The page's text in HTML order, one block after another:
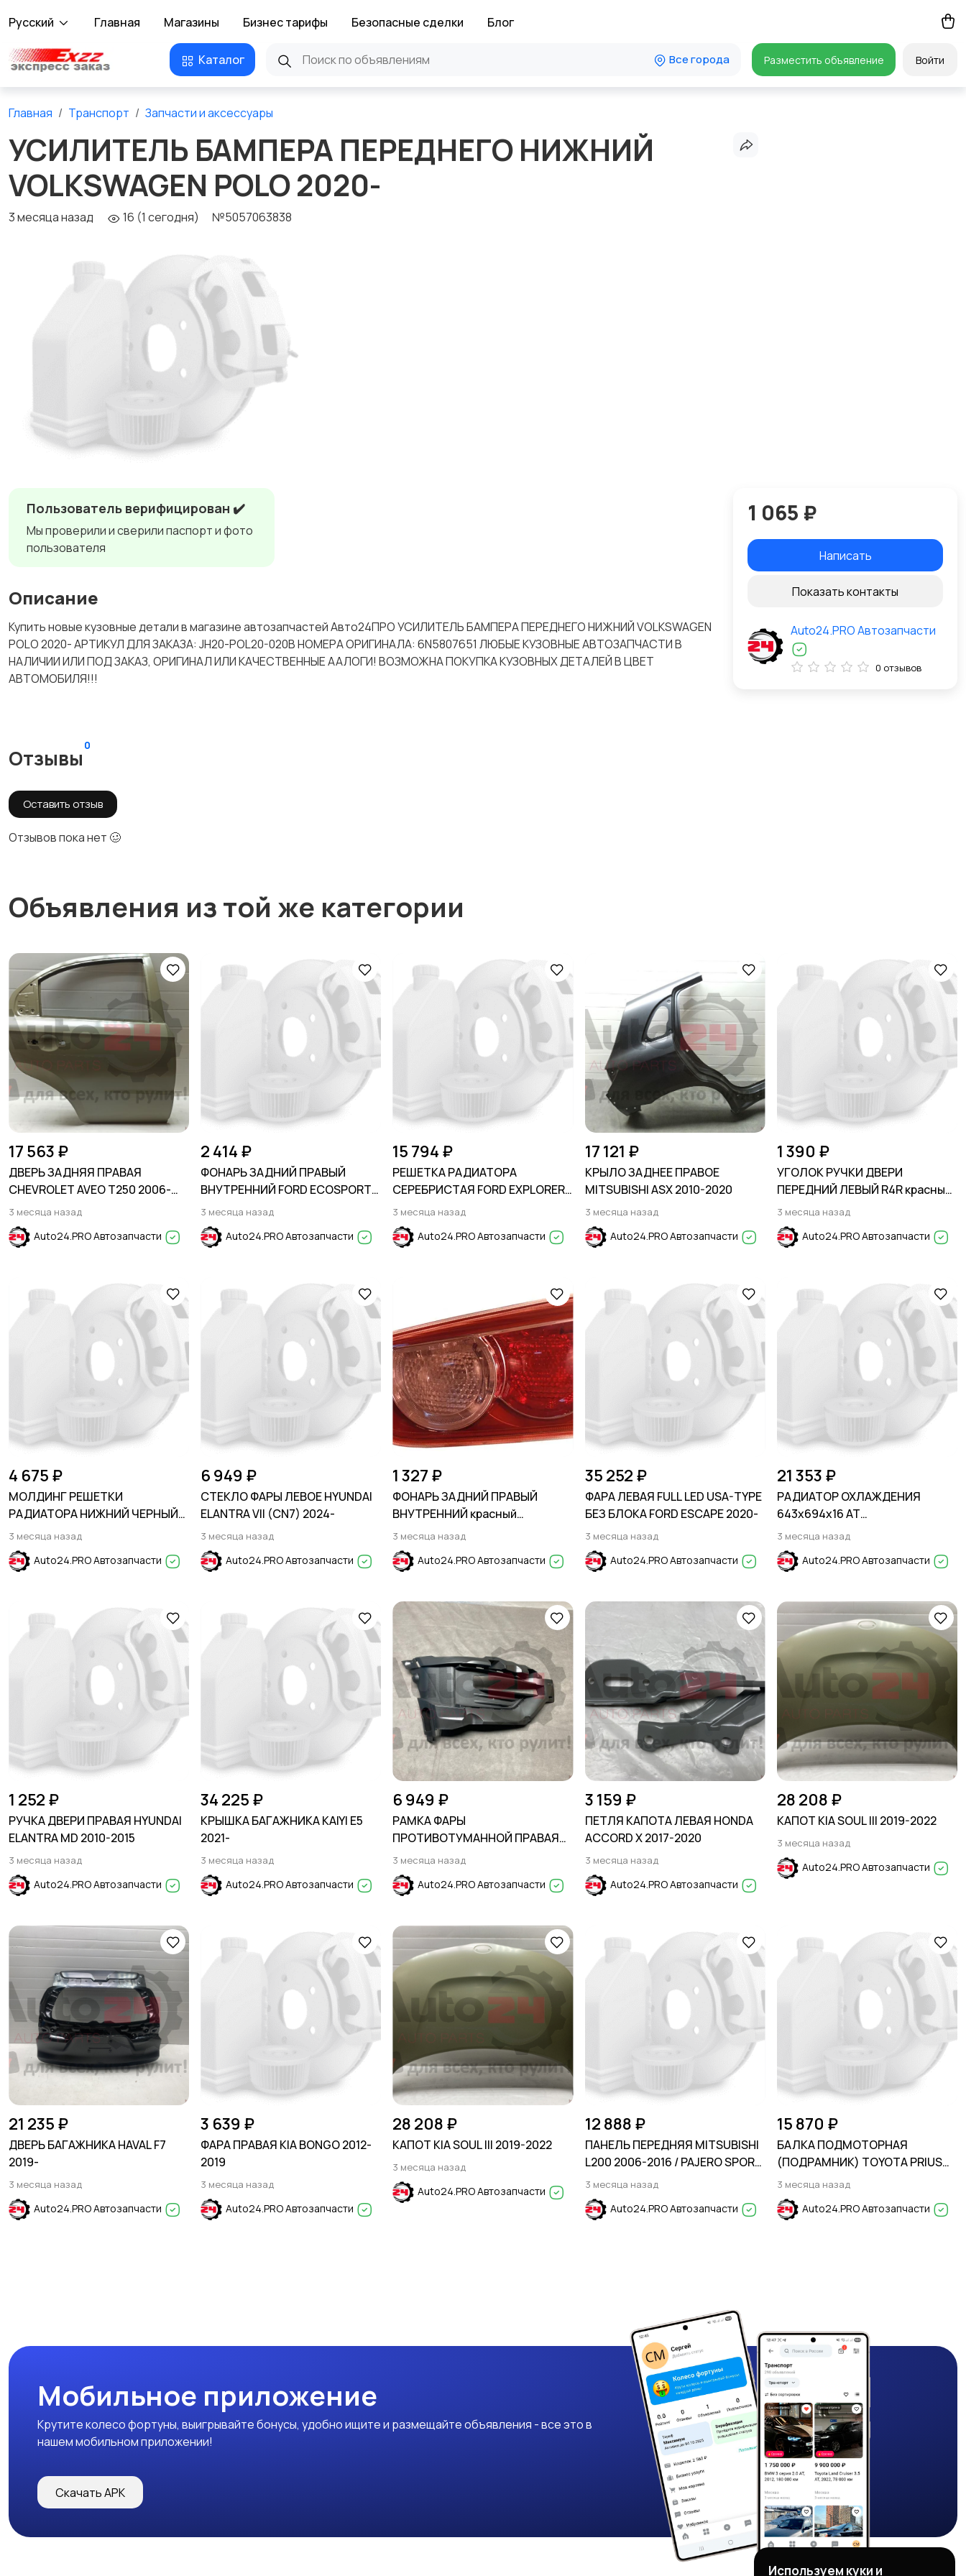
Русский Главная Магазины Бизнес тарифы Безопасные сделки Блог
Каталог Все города Разместить объявление Войти
Главная Транспорт Запчасти и аксессуары
УСИЛИТЕЛЬ БАМПЕРА ПЕРЕДНЕГО НИЖНИЙ
VOLKSWAGEN POLO 2020-
3 месяца назад 16 (1 сегодня) №5057063838
Пользователь верифицирован ✔️
Мы проверили и сверили паспорт и фото
пользователя
Описание
Купить новые кузовные детали в магазине автозапчастей Авто24ПРО УСИЛИТЕЛЬ БАМПЕРА ПЕРЕДНЕГО НИЖНИЙ VOLKSWAGEN
POLO 2020- АРТИКУЛ ДЛЯ ЗАКАЗА: JH20-POL20-020B НОМЕРА ОРИГИНАЛА: 6N5807651 ЛЮБЫЕ КУЗОВНЫЕ АВТОЗАПЧАСТИ В
НАЛИЧИИ ИЛИ ПОД ЗАКАЗ, ОРИГИНАЛ ИЛИ КАЧЕСТВЕННЫЕ ААЛОГИ! ВОЗМОЖНА ПОКУПКА КУЗОВНЫХ ДЕТАЛЕЙ В ЦВЕТ
АВТОМОБИЛЯ!!!
Отзывы
0
Оставить отзыв
Отзывов пока нет 🥴
1 065 ₽
Написать
Показать контакты
Auto24.PRO Автозапчасти
0 отзывов
Объявления из той же категории
17 563 ₽
ДВЕРЬ ЗАДНЯЯ ПРАВАЯ
CHEVROLET AVEO T250 2006-
2012 (SEDAN)
3 месяца назад
Auto24.PRO Автозапчасти
2 414 ₽
ФОНАРЬ ЗАДНИЙ ПРАВЫЙ
ВНУТРЕННИЙ FORD ECOSPORT
2013-2023
3 месяца назад
Auto24.PRO Автозапчасти
15 794 ₽
РЕШЕТКА РАДИАТОРА
СЕРЕБРИСТАЯ FORD EXPLORER
2011-2015
3 месяца назад
Auto24.PRO Автозапчасти
17 121 ₽
КРЫЛО ЗАДНЕЕ ПРАВОЕ
MITSUBISHI ASX 2010-2020
3 месяца назад
Auto24.PRO Автозапчасти
1 390 ₽
УГОЛОК РУЧКИ ДВЕРИ
ПЕРЕДНИЙ ЛЕВЫЙ R4R красный
HYUNDAI SOLARIS 2017-2024
3 месяца назад
Auto24.PRO Автозапчасти
4 675 ₽
МОЛДИНГ РЕШЕТКИ
РАДИАТОРА НИЖНИЙ ЧЕРНЫЙ
МАТОВЫЙ FORD EXPLORER 2011-
2015
3 месяца назад
Auto24.PRO Автозапчасти
6 949 ₽
СТЕКЛО ФАРЫ ЛЕВОЕ HYUNDAI
ELANTRA VII (CN7) 2024-
3 месяца назад
Auto24.PRO Автозапчасти
1 327 ₽
ФОНАРЬ ЗАДНИЙ ПРАВЫЙ
ВНУТРЕННИЙ красный
MITSUBISHI LANCER X 2007-2017
3 месяца назад
Auto24.PRO Автозапчасти
35 252 ₽
ФАРА ЛЕВАЯ FULL LED USA-TYPE
БЕЗ БЛОКА FORD ESCAPE 2020-
3 месяца назад
Auto24.PRO Автозапчасти
21 353 ₽
РАДИАТОР ОХЛАЖДЕНИЯ
643х694х16 AT
2,3T/3,0T/3,3HIBRID FORD
EXPLORER 2019-/LINCOLN
AVIATOR 2019-
3 месяца назад
Auto24.PRO Автозапчасти
1 252 ₽
РУЧКА ДВЕРИ ПРАВАЯ HYUNDAI
ELANTRA MD 2010-2015
3 месяца назад
Auto24.PRO Автозапчасти
34 225 ₽
КРЫШКА БАГАЖНИКА KAIYI E5
2021-
3 месяца назад
Auto24.PRO Автозапчасти
6 949 ₽
РАМКА ФАРЫ
ПРОТИВОТУМАННОЙ ПРАВАЯ
FORD EXPLORER 2020-
3 месяца назад
Auto24.PRO Автозапчасти
3 159 ₽
ПЕТЛЯ КАПОТА ЛЕВАЯ HONDA
ACCORD X 2017-2020
3 месяца назад
Auto24.PRO Автозапчасти
28 208 ₽
КАПОТ KIA SOUL III 2019-2022
3 месяца назад
Auto24.PRO Автозапчасти
21 235 ₽
ДВЕРЬ БАГАЖНИКА HAVAL F7
2019-
3 месяца назад
Auto24.PRO Автозапчасти
3 639 ₽
ФАРА ПРАВАЯ KIA BONGO 2012-
2019
3 месяца назад
Auto24.PRO Автозапчасти
28 208 ₽
КАПОТ KIA SOUL III 2019-2022
3 месяца назад
Auto24.PRO Автозапчасти
12 888 ₽
ПАНЕЛЬ ПЕРЕДНЯЯ MITSUBISHI
L200 2006-2016 / PAJERO SPORT
08-17 / TRITON 06-11
3 месяца назад
Auto24.PRO Автозапчасти
15 870 ₽
БАЛКА ПОДМОТОРНАЯ
(ПОДРАМНИК) TOYOTA PRIUS
1997-2003
3 месяца назад
Auto24.PRO Автозапчасти
Мобильное приложение
Крутите колесо фортуны, выигрывайте бонусы, удобно ищите и размещайте объявления - все это в
нашем мобильном приложении!
Скачать APK
Используем куки и